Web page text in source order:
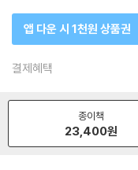
앱 다운 시 1천원 상품권
결제혜택
종이책
23,400원